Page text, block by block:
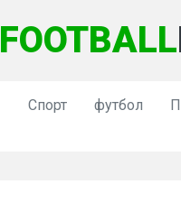
FOOTBALL
Спорт футбол